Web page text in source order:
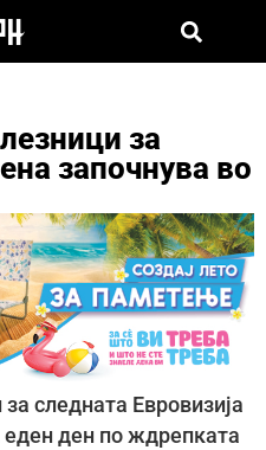
за
започнува во
следната Евровизија
еден ден по ждрепката